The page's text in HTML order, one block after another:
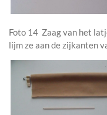
Foto 14 Zaag van het
lijm ze aan de zijkanten